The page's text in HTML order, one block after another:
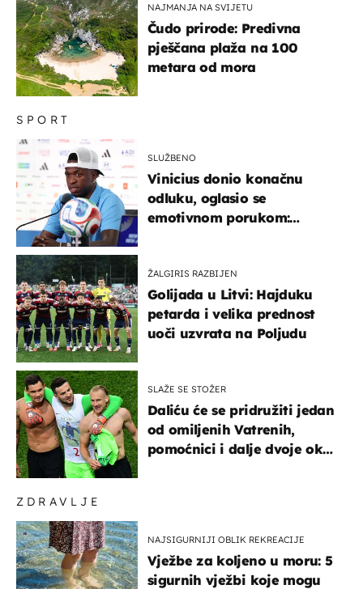
ZDRAVLJE
NAJSIGURNIJI OBLIK REKREACIJE
Vježbe za koljeno u moru: 5
sigurnih vježbi koje mogu
SPORT
SLUŽBENO
Vinicius donio konačnu
odluku, oglasio se
emotivnom porukom:
ŽALGIRIS RAZBIJEN
Golijada u Litvi: Hajduku
petarda i velika prednost
uoči uzvrata na Poljudu
SLAŽE SE STOŽER
Daliću će se pridružiti jedan
od omiljenih Vatrenih,
pomoćnici i dalje dvoje oko
NAJMANJA NA SVIJETU
Čudo prirode: Predivna
pješčana plaža na 100
metara od mora